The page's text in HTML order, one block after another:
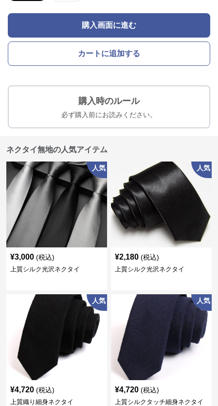
購入画面に進む
カートに追加する
購入時のルール
必ず購入前にお読みください。
ネクタイ無地の人気アイテム
人気
¥3,000 (税込)
上質シルク光沢ネクタイ
人気
¥2,180 (税込)
上質シルク光沢ネクタイ
人気
¥4,720 (税込)
上質織り細身ネクタイ
人気
¥4,720 (税込)
上質シルクタッチ細身ネクタイ